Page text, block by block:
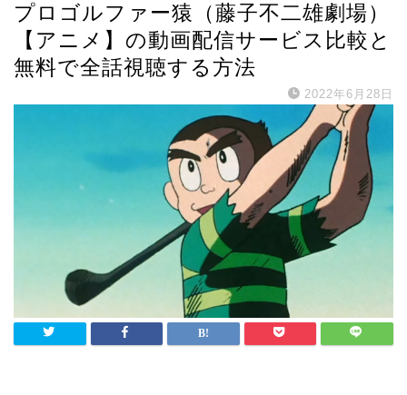
プロゴルファー猿（藤子不二雄劇場）
【アニメ】の動画配信サービス比較と
無料で全話視聴する方法
2022年6月28日